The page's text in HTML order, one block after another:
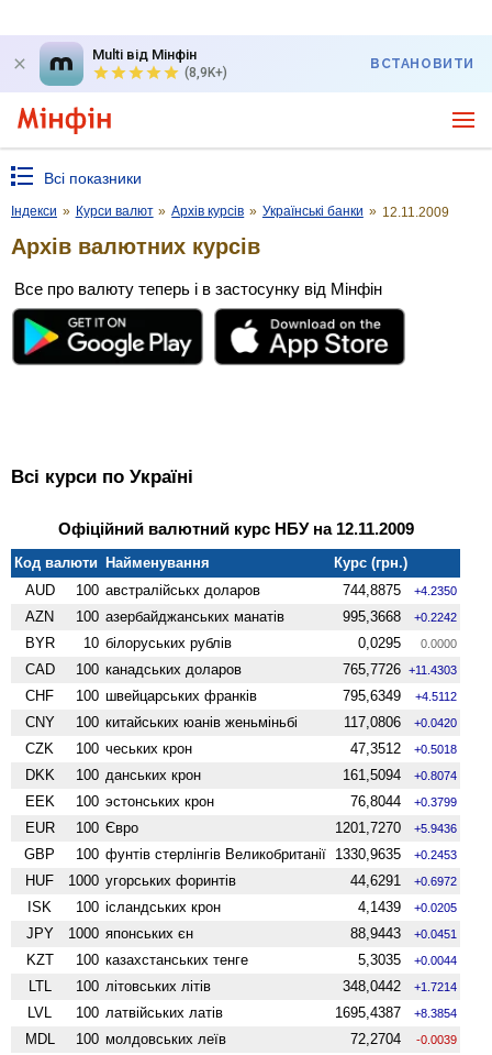
Multi від Мінфін
(8,9K+)
ВСТАНОВИТИ
Всі показники
Індекси » Курси валют » Архів курсів » Українські банки » 12.11.2009
Архів валютних курсів
Все про валюту теперь і в застосунку від Мінфін
Всі курси по Україні
Офіційний валютний курс НБУ на 12.11.2009
Код валюти Найменування
Курс (грн.)
AUD
100 австралійськх доларов 744,8875 +4.2350
AZN 100 азербайджанських манатів 995,3668 +0.2242
BYR 10 білоруських рублів 0,0295 0.0000
CAD 100 канадських доларов 765,7726 +11.4303
CHF 100 швейцарських франків 795,6349 +4.5112
CNY 100 китайських юанів женьмiньбi 117,0806 +0.0420
CZK 100 чеських крон 47,3512 +0.5018
DKK 100 данських крон 161,5094 +0.8074
EEK 100 эстонських крон 76,8044 +0.3799
EUR 100 Євро 1201,7270 +5.9436
GBP 100 фунтів стерлінгів Велико­британії 1330,9635 +0.2453
HUF 1000 угорських форинтів 44,6291 +0.6972
ISK 100 ісландських крон 4,1439 +0.0205
JPY 1000 японських єн 88,9443 +0.0451
KZT 100 казахстанських тенге 5,3035 +0.0044
LTL 100 літовських літів 348,0442 +1.7214
LVL 100 латвійських латів 1695,4387 +8.3854
MDL 100 молдовських леїв 72,2704 -0.0039